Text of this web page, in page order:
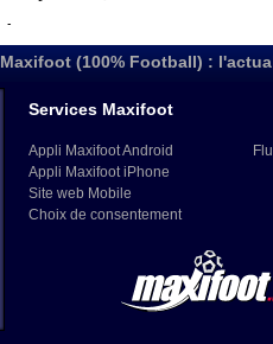
Maxifoot (100% Football) :
Services Maxifoot
Appli Maxifoot Android
Appli Maxifoot iPhone
Site web Mobile
Choix de consentement